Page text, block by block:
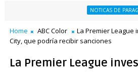
NOTICAS DE PARAGUAY
Home ABC Color
La Premier League
City, que podría recibir sanciones
La Premier League